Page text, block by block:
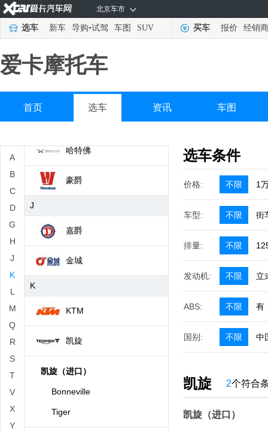
北京车市
选车 新车 导购•试驾 车图 SUV 买车 报价 经销商
爱卡摩托车
首页 选车 资讯 车图
A
B
C
D
G
H
J
K
L
M
Q
R
S
T
V
X
Y
杜卡迪
光阳
哈雷戴维森
哈特佛
豪爵
J
嘉爵
金城
K
KTM
凯旋
凯旋（进口）
Bonneville
Tiger
选车条件
价格: 不限 1
车型: 不限 街
排量: 不限
发动机: 不限 立
ABS: 不限 有
国别: 不限 中
凯旋 2个符合
凯旋（进口）